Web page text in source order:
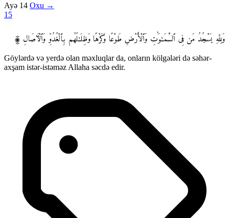
Ayə 14 Oxu →
15
وَلِلَّهِ يَسْجُدُ مَن فِى ٱلسَّمَـٰوَٰتِ وَٱلْأَرْضِ طَوْعًا وَكَرْهًا وَظِلَـٰلُهُم بِٱلْغُدُوِّ وَٱلْـَٔاصَالِ ۩
Göylərdə və yerdə olan məxluqlar da, onların kölgələri də səhər-
axşam istər-istəməz Allaha səcdə edir.